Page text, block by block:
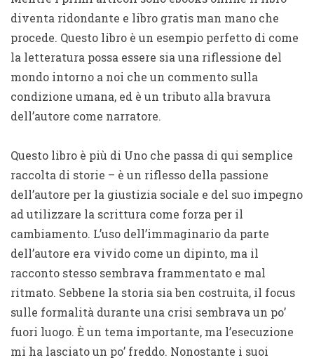
diventa ridondante e libro gratis man mano che
procede. Questo libro è un esempio perfetto di come
la letteratura possa essere sia una riflessione del
mondo intorno a noi che un commento sulla
condizione umana, ed è un tributo alla bravura
dell’autore come narratore.
Questo libro è più di Uno che passa di qui semplice
raccolta di storie – è un riflesso della passione
dell’autore per la giustizia sociale e del suo impegno
ad utilizzare la scrittura come forza per il
cambiamento. L’uso dell’immaginario da parte
dell’autore era vivido come un dipinto, ma il
racconto stesso sembrava frammentato e mal
ritmato. Sebbene la storia sia ben costruita, il focus
sulle formalità durante una crisi sembrava un po’
fuori luogo. È un tema importante, ma l’esecuzione
mi ha lasciato un po’ freddo. Nonostante i suoi